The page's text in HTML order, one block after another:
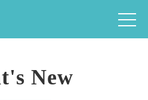
New